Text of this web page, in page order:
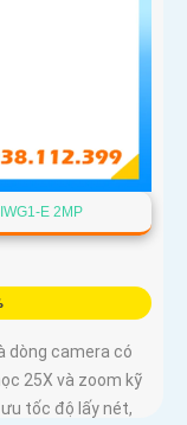
E 2MP
dòng camera có
25X và zoom kỹ
tốc độ lấy nét,